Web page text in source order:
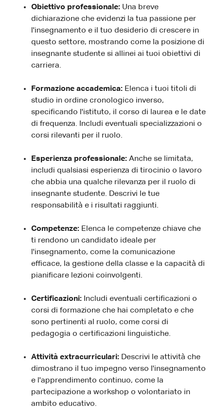
Obiettivo professionale: Una breve
dichiarazione che evidenzi la tua passione per
l'insegnamento e il tuo desiderio di crescere in
questo settore, mostrando come la posizione di
insegnante studente si allinei ai tuoi obiettivi di
carriera.
Formazione accademica: Elenca i tuoi titoli di
studio in ordine cronologico inverso,
specificando l'istituto, il corso di laurea e le date
di frequenza. Includi eventuali specializzazioni o
corsi rilevanti per il ruolo.
Esperienza professionale: Anche se limitata,
includi qualsiasi esperienza di tirocinio o lavoro
che abbia una qualche rilevanza per il ruolo di
insegnante studente. Descrivi le tue
responsabilità e i risultati raggiunti.
Competenze: Elenca le competenze chiave che
ti rendono un candidato ideale per
l'insegnamento, come la comunicazione
efficace, la gestione della classe e la capacità di
pianificare lezioni coinvolgenti.
Certificazioni: Includi eventuali certificazioni o
corsi di formazione che hai completato e che
sono pertinenti al ruolo, come corsi di
pedagogia o certificazioni linguistiche.
Attività extracurriculari: Descrivi le attività che
dimostrano il tuo impegno verso l'insegnamento
e l'apprendimento continuo, come la
partecipazione a workshop o volontariato in
ambito educativo.